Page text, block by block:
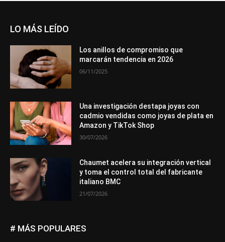
LO MÁS LEÍDO
Los anillos de compromiso que
marcarán tendencia en 2026
06/11/2025
Una investigación destapa joyas con
cadmio vendidas como joyas de plata en
Amazon y TikTok Shop
30/07/2026
Chaumet acelera su integración vertical
y toma el control total del fabricante
italiano BMC
21/07/2026
# MÁS POPULARES